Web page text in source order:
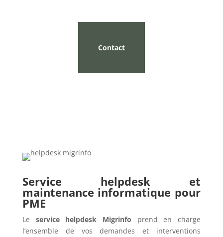
Contact
Service helpdesk et
maintenance informatique pour
PME
Le service helpdesk Migrinfo prend en charge
l’ensemble de vos demandes et interventions